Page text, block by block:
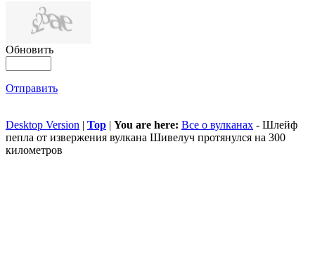
Обновить
Отправить
Desktop Version | Top | You are here: Все о вулканах - Шлейф
пепла от извержения вулкана Шивелуч протянулся на 300
километров